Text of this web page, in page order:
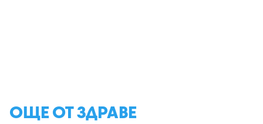
ОЩЕ ОТ ЗДРАВЕ